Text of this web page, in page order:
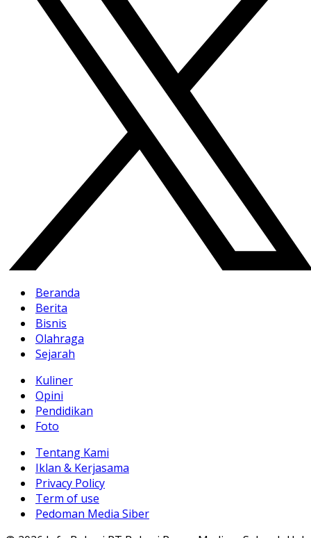
Beranda
Berita
Bisnis
Olahraga
Sejarah
Kuliner
Opini
Pendidikan
Foto
Tentang Kami
Iklan & Kerjasama
Privacy Policy
Term of use
Pedoman Media Siber